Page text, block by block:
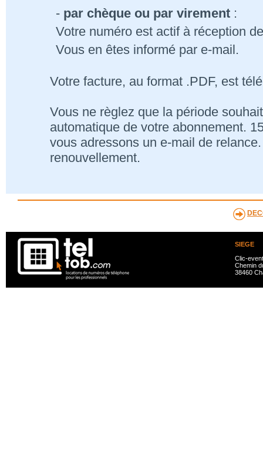
- par chèque ou par virement :
Votre numéro est actif à réception
Vous en êtes informé par e-mail.
Votre facture, au format .PDF, est
Vous ne règlez que la période
automatique de votre abonnement.
vous adressons un e-mail de
renouvellement.
SIEGE
Clic-
Chemin
38460